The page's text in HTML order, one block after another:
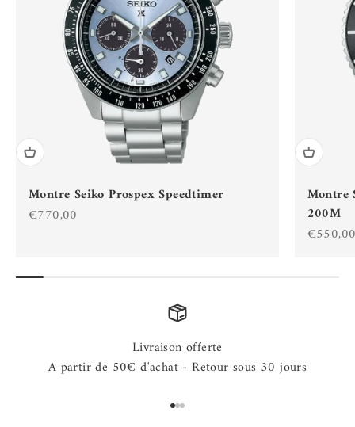
Montre Seiko Prospex Speedtimer
Prix de vente
€770,00
Montre
200M
Prix de
Livraison offerte
A partir de 50€ d'achat - Retour sous 30 jours
Aller à l'élément 1
Aller à l'élément 2
Aller à l'élément 3